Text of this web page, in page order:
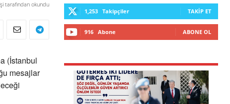
tarafından okundu
(İstanbul
mesajlar
1,253 Takipçiler TAKIP ET
916 Abone ABONE OL